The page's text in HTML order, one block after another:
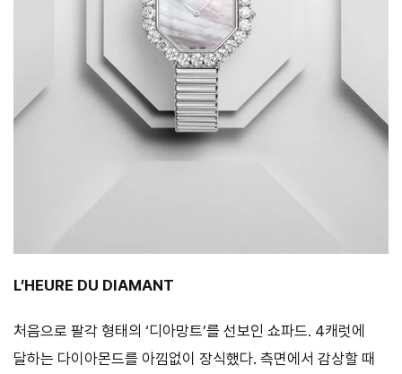
L’HEURE DU DIAMANT
처음으로 팔각 형태의 ‘디아망트’를 선보인 쇼파드. 4캐럿에
달하는 다이아몬드를 아낌없이 장식했다. 측면에서 감상할 때